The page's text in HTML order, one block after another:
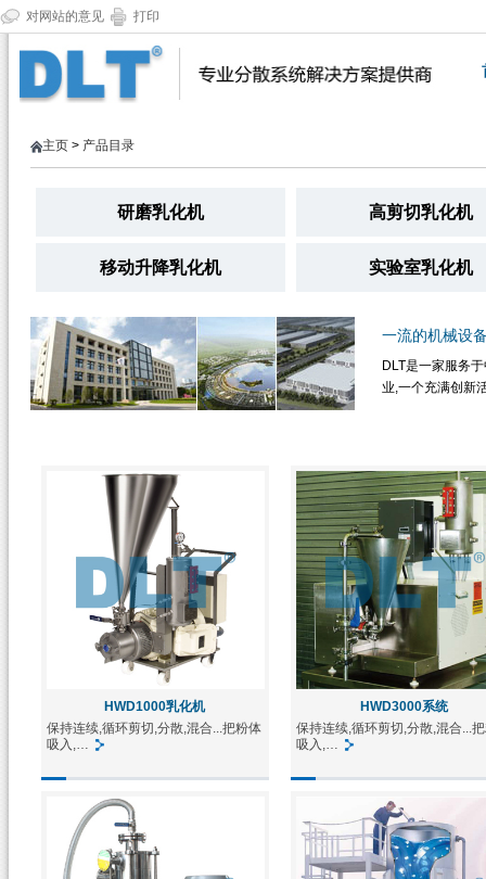
对网站的意见 打印
主页 > 产品目录
研磨乳化机 高剪切乳化机
移动升降乳化机 实验室乳化机
一流的机械设
DLT是一家服务
业,一个充满创新
HWD1000乳化机
保持连续,循环剪切,分散,混合...把粉体
吸入,…
HWD3000系统
保持连续,循环剪切,分散,混合...
吸入,…